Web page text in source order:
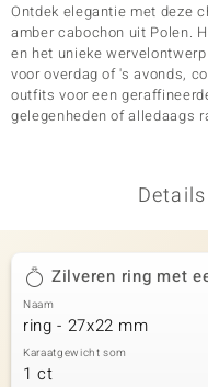
Ontdek elegantie met deze
amber cabochon uit Polen.
en het unieke
voor overdag of 's avonds,
outfits voor een
gelegenheden of alledaags
Zilveren ring met
Naam
ring - 27x22 mm
Karaatgewicht som
1 ct